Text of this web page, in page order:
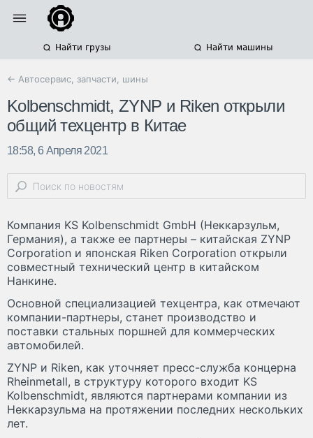
Найти грузы Найти машины
← Автосервис, запчасти, шины
Kolbenschmidt, ZYNP и Riken открыли
общий техцентр в Китае
18:58, 6 Апреля 2021
Компания KS Kolbenschmidt GmbH (Неккарзульм,
Германия), а также ее партнеры – китайская ZYNP
Corporation и японская Riken Corporation открыли
совместный технический центр в китайском
Нанкине.
Основной специализацией техцентра, как отмечают
компании-партнеры, станет производство и
поставки стальных поршней для коммерческих
автомобилей.
ZYNP и Riken, как уточняет пресс-служба концерна
Rheinmetall, в структуру которого входит KS
Kolbenschmidt, являются партнерами компании из
Неккарзульма на протяжении последних нескольких
лет.